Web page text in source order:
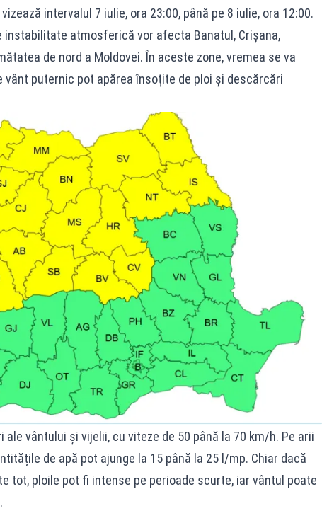
intervalul 7 iulie, ora 23:00, până pe 8 iulie, ora 12:00.
instabilitate atmosferică vor afecta Banatul, Crișana,
de nord a Moldovei. În aceste zone, vremea se va
vânt puternic pot apărea însoțite de ploi și descărcări
vântului și vijelii, cu viteze de 50 până la 70 km/h. Pe arii
de apă pot ajunge la 15 până la 25 l/mp. Chiar dacă
tot, ploile pot fi intense pe perioade scurte, iar vântul poate